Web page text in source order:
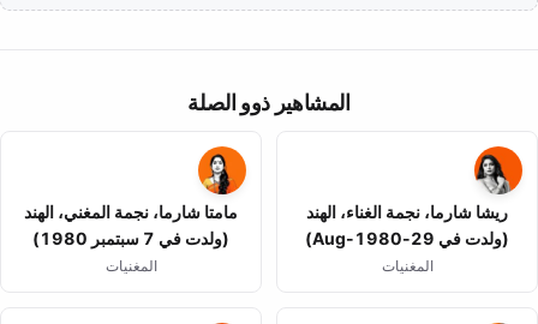
المشاهير ذوو الصلة
ريشا شارما، نجمة الغناء، الهند
(ولدت في 29-Aug-1980)
المغنيات
مامتا شارما، نجمة المغني، الهند
(ولدت في 7 سبتمبر 1980)
المغنيات